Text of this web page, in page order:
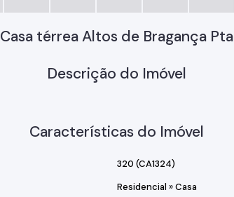
Casa térrea Altos de Bragança Pta
Descrição do Imóvel
Características do Imóvel
320 (CA1324)
Residencial »Casa